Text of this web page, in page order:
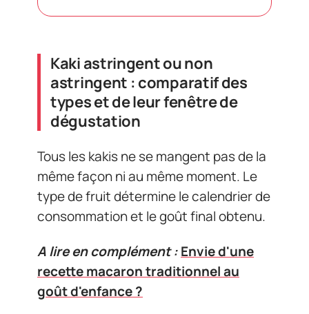
Kaki astringent ou non
astringent : comparatif des
types et de leur fenêtre de
dégustation
Tous les kakis ne se mangent pas de la
même façon ni au même moment. Le
type de fruit détermine le calendrier de
consommation et le goût final obtenu.
A lire en complément :Envie d'une
recette macaron traditionnel au
goût d'enfance ?